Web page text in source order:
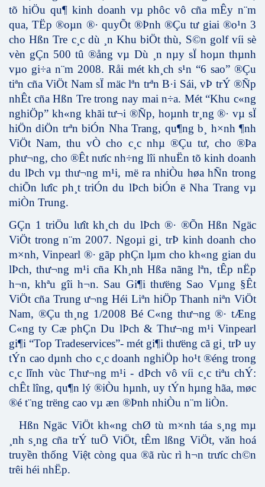
tõ hiÖu qu¶ kinh doanh vµ phôc vô cña mÊy n¨m
qua, TËp ®oµn ®· quyÕt ®Þnh ®Çu tư­ giai ®o¹n 3
cho Hßn Tre c¸c dù ¸n Khu biÖt thù, S©n golf víi sè
vèn gÇn 500 tû ®ång vµ Dù ¸n nµy sÏ hoµn thµnh
vµo gi÷a n¨m 2008. Råi mét kh¸ch s¹n “6 sao” ®Çu
tiªn cña ViÖt Nam sÏ mäc lªn trªn B·i Sái, vÞ trÝ ®Ñp
nhÊt cña Hßn Tre trong nay mai n÷a. Mét “Khu c«ng
nghiÖp” kh«ng khãi tư­¬i ®Ñp, hoµnh tr¸ng ®· vµ sÏ
hiÖn diÖn trªn biÓn Nha Trang, qu¶ng b¸ h×nh ¶nh
ViÖt Nam, thu vÒ cho c¸c nhµ ®Çu tư­, cho ®Þa
phư¬ng, cho ®Êt n­ưíc nh÷ng lîi nhuËn tõ kinh doanh
du lÞch vµ thư­¬ng m¹i, më ra nhiÒu høa hÑn trong
chiÕn l­ưîc ph¸t triÓn du lÞch biÓn ë Nha Trang vµ
miÒn Trung.
GÇn 1 triÖu l­ưît kh¸ch du lÞch ®· ®Õn Hßn Ngäc
ViÖt trong n¨m 2007. Ngoµi gi¸ trÞ kinh doanh cho
m×nh, Vinpearl ®· gãp phÇn lµm cho kh«ng gian du
lÞch, th­ư¬ng m¹i cña Kh¸nh Hßa nãng lªn, tÊp nËp
h¬n, khªu gîi h¬n. Sau Gi¶i th­ưëng Sao Vµng §Êt
ViÖt cña Trung ­ư¬ng Héi Liªn hiÖp Thanh niªn ViÖt
Nam, ®Çu th¸ng 1/2008 Bé C«ng th­ư¬ng ®· tÆng
C«ng ty Cæ phÇn Du lÞch & Th­ư¬ng m¹i Vinpearl
gi¶i “Top Tradeservices”- mét gi¶i thư­ëng cã gi¸ trÞ uy
tÝn cao dµnh cho c¸c doanh nghiÖp ho¹t ®éng trong
c¸c lĩnh vùc Th­ư¬ng m¹i - dÞch vô víi c¸ c tiªu chÝ:
chÊt l­îng, qu¶n lý ®iÒu hµnh, uy tÝn hµng hãa, møc
®é t¨ng tr­ëng cao vµ æn ®Þnh nhiÒu n¨m liÒn.
Hßn Ngäc ViÖt kh«ng chØ tù m×nh táa s¸ng mµ
¸nh s¸ng cña trÝ tuÖ ViÖt, tÊm lßng ViÖt, văn hoá
truyền thống Việtcòng qua ®ã rùc rì h¬n tr­ưíc ch©n
trêi héi nhËp.